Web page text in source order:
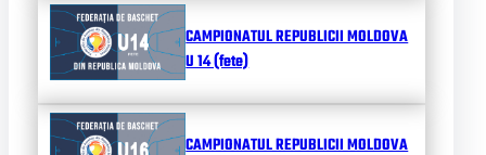
CAMPIONATUL REPUBLICII MOLDOVA
U 14 (fete)
CAMPIONATUL REPUBLICII MOLDOVA